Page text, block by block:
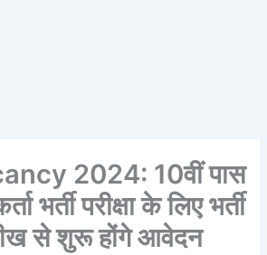
2024: 10वीं पास
भर्ती परीक्षा के लिए भर्ती
से शुरू होंगे आवेदन